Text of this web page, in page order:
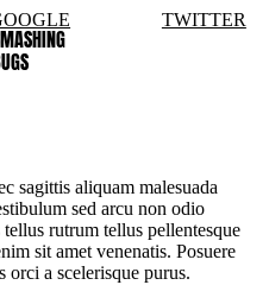
TWITTER
sagittis aliquam malesuada
sed arcu non odio
rutrum tellus pellentesque
sit amet venenatis. Posuere
a scelerisque purus.